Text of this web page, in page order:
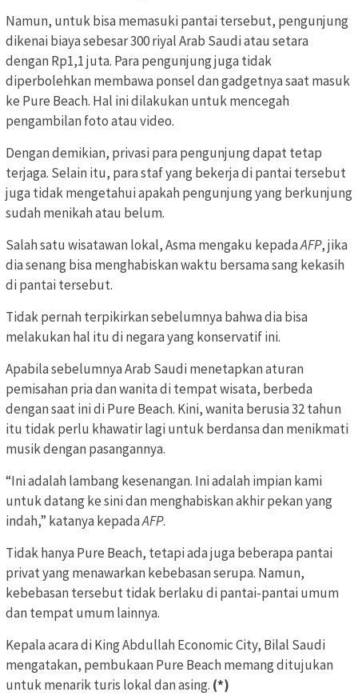
Namun, untuk bisa memasuki pantai tersebut, pengunjung
dikenai biaya sebesar 300 riyal Arab Saudi atau setara
dengan Rp1,1 juta. Para pengunjung juga tidak
diperbolehkan membawa ponsel dan gadgetnya saat masuk
ke Pure Beach. Hal ini dilakukan untuk mencegah
pengambilan foto atau video.
Dengan demikian, privasi para pengunjung dapat tetap
terjaga. Selain itu, para staf yang bekerja di pantai tersebut
juga tidak mengetahui apakah pengunjung yang berkunjung
sudah menikah atau belum.
Salah satu wisatawan lokal, Asma mengaku kepadaAFP, jika
dia senang bisa menghabiskan waktu bersama sang kekasih
di pantai tersebut.
Tidak pernah terpikirkan sebelumnya bahwa dia bisa
melakukan hal itu di negara yang konservatif ini.
Apabila sebelumnya Arab Saudi menetapkan aturan
pemisahan pria dan wanita di tempat wisata, berbeda
dengan saat ini di Pure Beach. Kini, wanita berusia 32 tahun
itu tidak perlu khawatir lagi untuk berdansa dan menikmati
musik dengan pasangannya.
“Ini adalah lambang kesenangan. Ini adalah impian kami
untuk datang ke sini dan menghabiskan akhir pekan yang
indah,” katanya kepadaAFP.
Tidak hanya Pure Beach, tetapi ada juga beberapa pantai
privat yang menawarkan kebebasan serupa. Namun,
kebebasan tersebut tidak berlaku di pantai-pantai umum
dan tempat umum lainnya.
Kepala acara di King Abdullah Economic City, Bilal Saudi
mengatakan, pembukaan Pure Beach memang ditujukan
untuk menarik turis lokal dan asing. (*)